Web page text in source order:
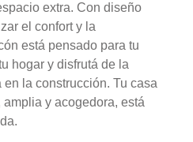
extra. Con diseño
el confort y la
está pensado para tu
hogar y disfrutá de la
la construcción. Tu casa
y acogedora, está